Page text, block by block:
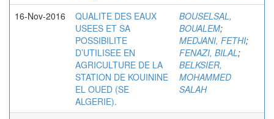
16-Nov-2016
QUALITE DES EAUX
USEES ET SA
POSSIBILITE
D’UTILISEE EN
AGRICULTURE DE LA
STATION DE KOUININE
EL OUED (SE
ALGERIE).
BOUSELSAL,
BOUALEM;
MEDJANI, FETHI;
FENAZI, BILAL;
BELKSIER,
MOHAMMED
SALAH